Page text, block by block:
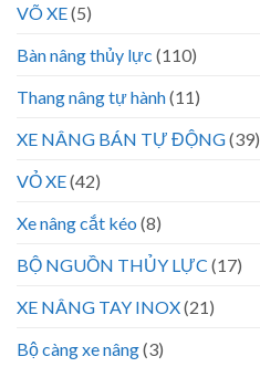
VÕ XE(5)
Bàn nâng thủy lực (110)
Thang nâng tự hành(11)
XE NÂNG BÁN TỰ ĐỘNG(39)
VỎ XE(42)
Xe nâng cắt kéo (8)
BỘ NGUỒN THỦY LỰC (17)
XE NÂNG TAY INOX(21)
Bộ càng xe nâng(3)